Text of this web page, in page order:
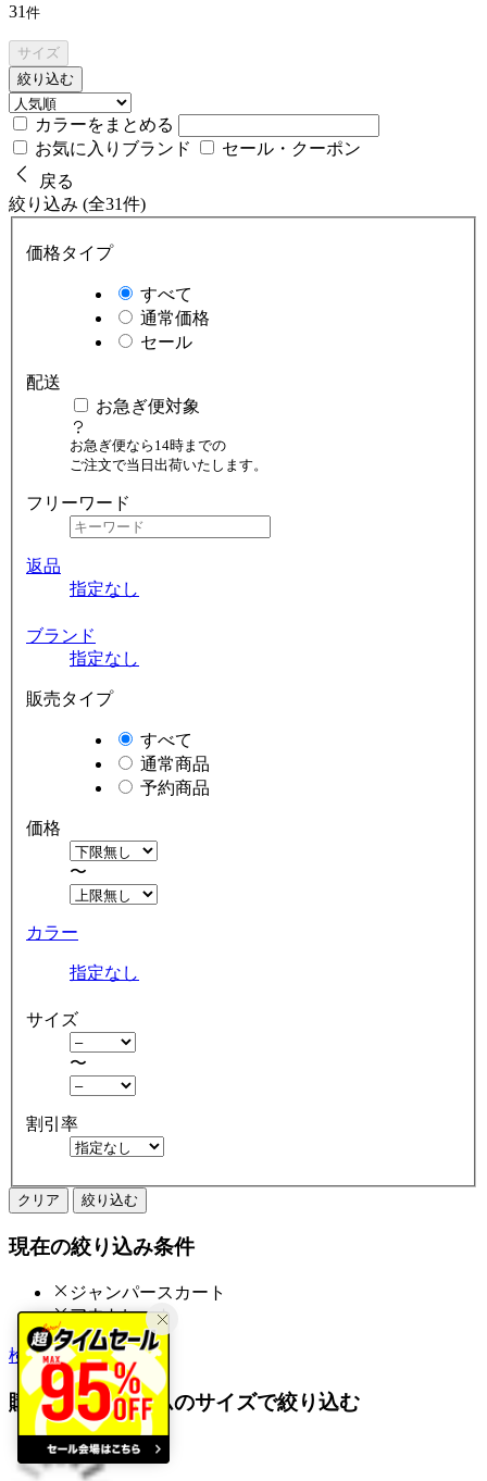
31 件
サイズ
絞り込む
カラーをまとめる
お気に入りブランド
セール・クーポン
戻る
絞り込み (全31件)
価格タイプ
すべて
通常価格
セール
配送
お急ぎ便対象
お急ぎ便なら14時までの
ご注文で当日出荷いたします。
フリーワード
返品
指定なし
ブランド
指定なし
販売タイプ
すべて
通常商品
予約商品
価格
〜
カラー
指定なし
サイズ
〜
割引率
クリア 絞り込む
現在の絞り込み条件
ジャンパースカート
アウトレット
検索履歴から探す
購入済みアイテムのサイズで絞り込む